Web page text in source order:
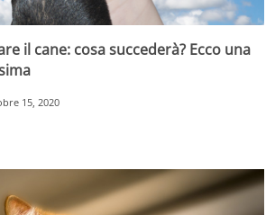
il cane: cosa succederà? Ecco una
15, 2020